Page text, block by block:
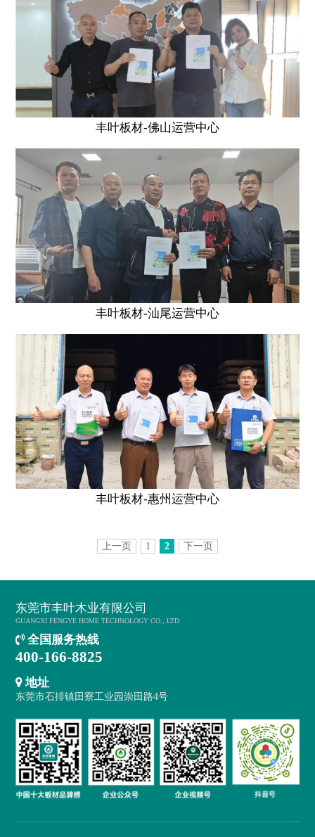
丰叶板材-佛山运营中心
丰叶板材-汕尾运营中心
丰叶板材-惠州运营中心
上一页 1 2 下一页
东莞市丰叶木业有限公司
GUANGXI FENGYE HOME TECHNOLOGY CO., LTD
全国服务热线
400-166-8825
地址
东莞市石排镇田寮工业园崇田路4号